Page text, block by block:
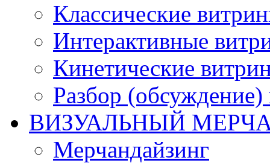
Классические
Интерактивные
Кинетические
Разбор (обсуждение)
ВИЗУАЛЬНЫЙ
Мерчандайзинг